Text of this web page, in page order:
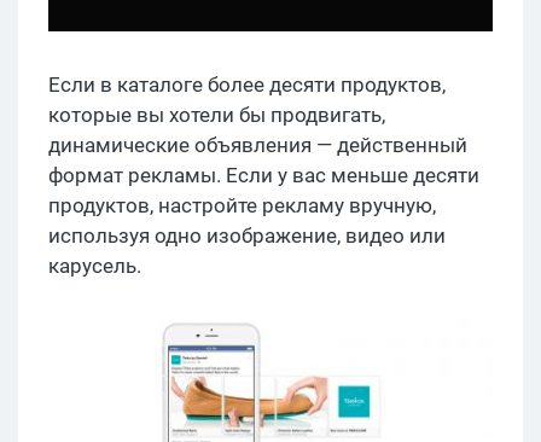
Если в каталоге более десяти продуктов,
которые вы хотели бы продвигать,
динамические объявления — действенный
формат рекламы. Если у вас меньше десяти
продуктов, настройте рекламу вручную,
используя одно изображение, видео или
карусель.